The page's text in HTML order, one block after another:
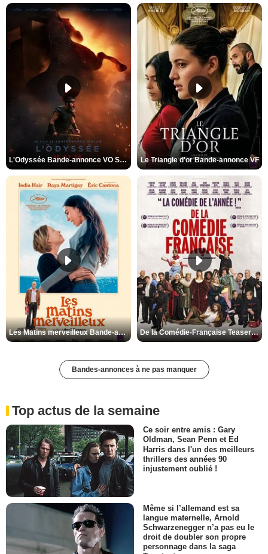
L'Odyssée Bande-annonce VO STFR Le Triangle d'or Bande-annonce VF
Les Matins merveilleux Bande-annonce VF De la Comédie-Française Teaser VF
Bandes-annonces à ne pas manquer
Top actus de la semaine
Ce soir entre amis : Gary
Oldman, Sean Penn et Ed
Harris dans l'un des meilleurs
thrillers des années 90
injustement oublié !
Même si l’allemand est sa
langue maternelle, Arnold
Schwarzenegger n’a pas eu le
droit de doubler son propre
personnage dans la saga